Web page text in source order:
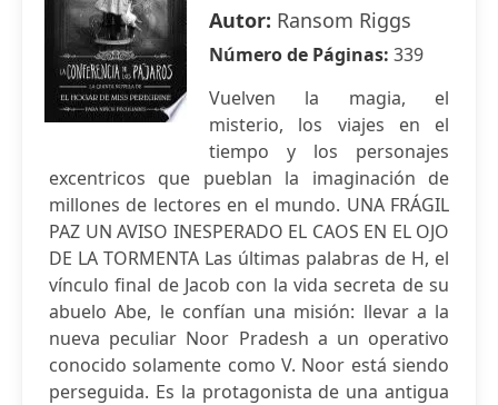
Autor: Ransom Riggs
Número de Páginas: 339
Vuelven la magia, el
misterio, los viajes en el
tiempo y los personajes
excentricos que pueblan la imaginación de
millones de lectores en el mundo. UNA FRÁGIL
PAZ UN AVISO INESPERADO EL CAOS EN EL OJO
DE LA TORMENTA Las últimas palabras de H, el
vínculo final de Jacob con la vida secreta de su
abuelo Abe, le confían una misión: llevar a la
nueva peculiar Noor Pradesh a un operativo
conocido solamente como V. Noor está siendo
perseguida. Es la protagonista de una antigua